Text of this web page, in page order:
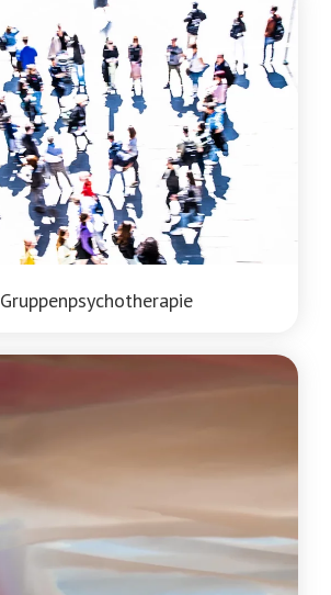
Gruppenpsychotherapie